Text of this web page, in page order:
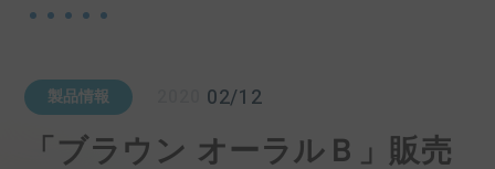
製品情報 02/12
「ブラウン オーラルＢ」販売